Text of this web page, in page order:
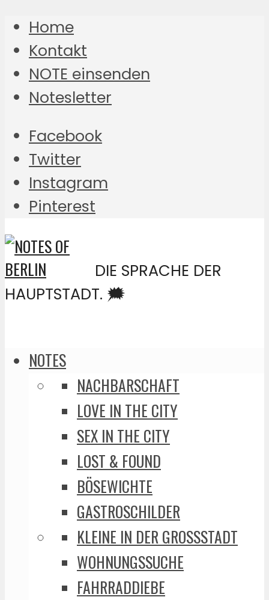
Home
Kontakt
NOTE einsenden
Notesletter
Facebook
Twitter
Instagram
Pinterest
DIE SPRACHE DER
HAUPTSTADT. 🗯️
NOTES
NACHBARSCHAFT
LOVE IN THE CITY
SEX IN THE CITY
LOST & FOUND
BÖSEWICHTE
GASTROSCHILDER
KLEINE IN DER GROSSSTADT
WOHNUNGSSUCHE
FAHRRADDIEBE